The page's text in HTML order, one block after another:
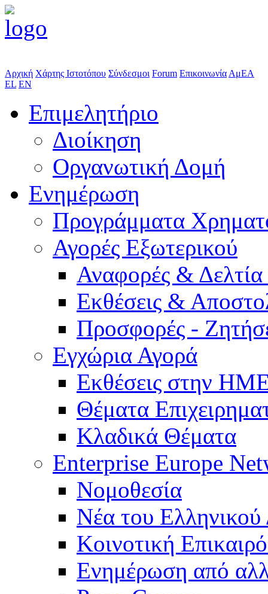
Αρχική Χάρτης Ιστοτόπου Σύνδεσμοι Forum Επικοινωνία ΑμΕΑ
EL EN
Επιμελητήριο
Διοίκηση
Οργανωτική Δομή
Ενημέρωση
Προγράμματα
Αγορές Εξωτερικού
Αναφορές &
Εκθέσεις &
Προσφορές -
Εγχώρια Αγορά
Εκθέσεις στην
Θέματα
Κλαδικά Θέματα
Enterprise Europe
Νομοθεσία
Νέα του Ελληνικού
Κοινοτική
Ενημέρωση από